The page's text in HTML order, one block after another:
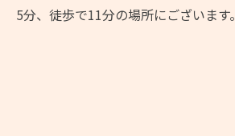
5分、徒歩で11分の場所にございます。